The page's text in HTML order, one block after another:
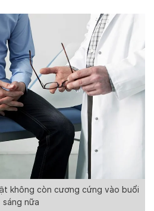
không còn cương cứng vào buổi
sáng nữa